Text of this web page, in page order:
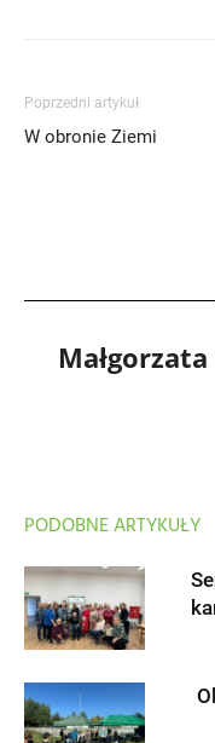
Poprzedni artykuł
W obronie Ziemi
PODOBNE ARTYKUŁY